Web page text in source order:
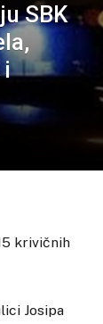
SBK
i
krivičnih
Josipa